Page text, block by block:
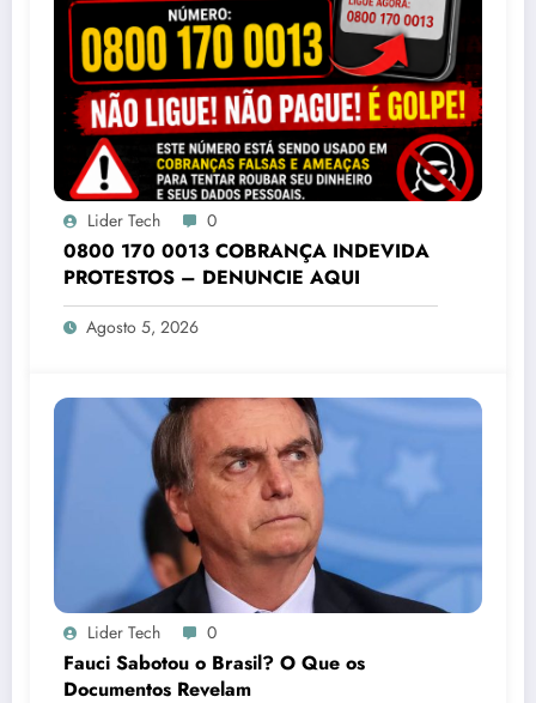
Lider Tech 0
0800 170 0013 COBRANÇA INDEVIDA
PROTESTOS – DENUNCIE AQUI
Agosto 5, 2026
Lider Tech 0
Fauci Sabotou o Brasil? O Que os
Documentos Revelam